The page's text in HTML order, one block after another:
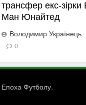
трансфер екс-зірки
Ман Юнайтед
Володимир Українець
0
Епоха Футболу.